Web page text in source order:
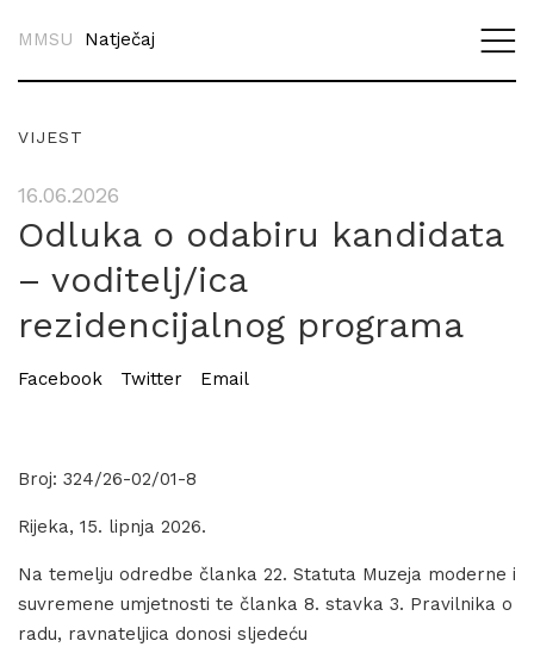
MMSU Natječaj
VIJEST
16.06.2026
Odluka o odabiru kandidata
– voditelj/ica
rezidencijalnog programa
Facebook Twitter Email
Broj: 324/26-02/01-8
Rijeka, 15. lipnja 2026.
Na temelju odredbe članka 22. Statuta Muzeja moderne i
suvremene umjetnosti te članka 8. stavka 3. Pravilnika o
radu, ravnateljica donosi sljedeću